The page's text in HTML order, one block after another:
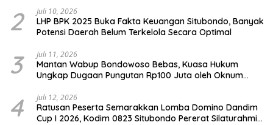
2 Juli 10, 2026
LHP BPK 2025 Buka Fakta Keuangan Situbondo, Banyak
Potensi Daerah Belum Terkelola Secara Optimal
3 Juli 11, 2026
Mantan Wabup Bondowoso Bebas, Kuasa Hukum
Ungkap Dugaan Pungutan Rp100 Juta oleh Oknum
4 Juli 12, 2026
Ratusan Peserta Semarakkan Lomba Domino Dandim
Cup I 2026, Kodim 0823 Situbondo Pererat Silaturahmi